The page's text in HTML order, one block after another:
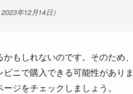
年12月14日）
もしれないのです。そのため
ニで購入できる可能性があり
ジをチェックしましょう。